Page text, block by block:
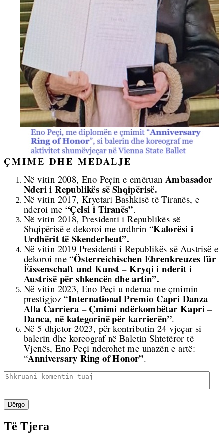
ÇMIME DHE MEDALJE
Në vitin 2008, Eno Peçin e emëruan Ambasador
Nderi i Republikës së Shqipërisë.
Në vitin 2017, Kryetari Bashkisë të Tiranës, e
nderoi me“Çelsi i Tiranës”.
Në vitin 2018, Presidenti i Republikës së
Shqipërisë e dekoroi me urdhrin “Kalorësi i
Urdhërit të Skenderbeut”.
Në vitin 2019 Presidenti i Republikës së Austrisë e
dekoroi me “Österreichischen Ehrenkreuzes für
Ëissenschaft und Kunst – Kryqi i nderit i
Austrisë për shkencën dhe artin”.
Në vitin 2023, Eno Peçi u nderua me çmimin
prestigjoz “International Premio Capri Danza
Alla Carriera – Çmimi ndërkombëtar Kapri –
Danca, në kategorinë për karrierën”.
Në 5 dhjetor 2023, për kontributin 24 vjeçar si
balerin dhe koreograf në Baletin Shtetëror të
Vjenës, Eno Peçi nderohet me unazën e artë:
“Anniversary Ring of Honor”.
Dërgo
Të Tjera